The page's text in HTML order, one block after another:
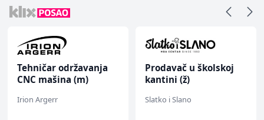
Tehničar održavanja
CNC mašina (m)
Irion Argerr
Prodavač u školskoj
kantini (ž)
Slatko i Slano